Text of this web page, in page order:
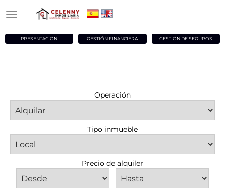
PRESENTACIÓN GESTIÓN FINANCIERA GESTIÓN DE SEGUROS
Operación
Tipo inmueble
Precio de alquiler